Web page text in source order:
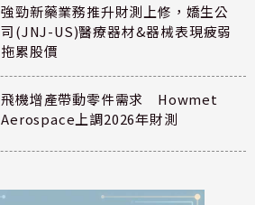
強勁新藥業務推升財測上修，嬌生公
司(JNJ-US)醫療器材&器械表現疲弱
拖累股價
飛機增產帶動零件需求 Howmet
Aerospace上調2026年財測